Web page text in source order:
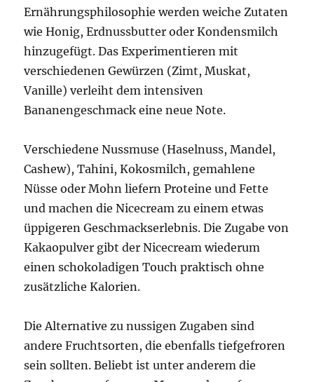
Ernährungsphilosophie werden weiche Zutaten
wie Honig, Erdnussbutter oder Kondensmilch
hinzugefügt. Das Experimentieren mit
verschiedenen Gewürzen (Zimt, Muskat,
Vanille) verleiht dem intensiven
Bananengeschmack eine neue Note.
Verschiedene Nussmuse (Haselnuss, Mandel,
Cashew), Tahini, Kokosmilch, gemahlene
Nüsse oder Mohn liefern Proteine und Fette
und machen die Nicecream zu einem etwas
üppigeren Geschmackserlebnis. Die Zugabe von
Kakaopulver gibt der Nicecream wiederum
einen schokoladigen Touch praktisch ohne
zusätzliche Kalorien.
Die Alternative zu nussigen Zugaben sind
andere Fruchtsorten, die ebenfalls tiefgefroren
sein sollten. Beliebt ist unter anderem die